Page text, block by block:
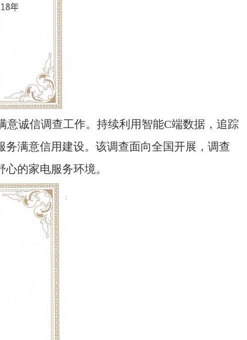
意诚信调查工作。持续利用智能C端数据，追踪
满意信用建设。该调查面向全国开展，调查
的家电服务环境。